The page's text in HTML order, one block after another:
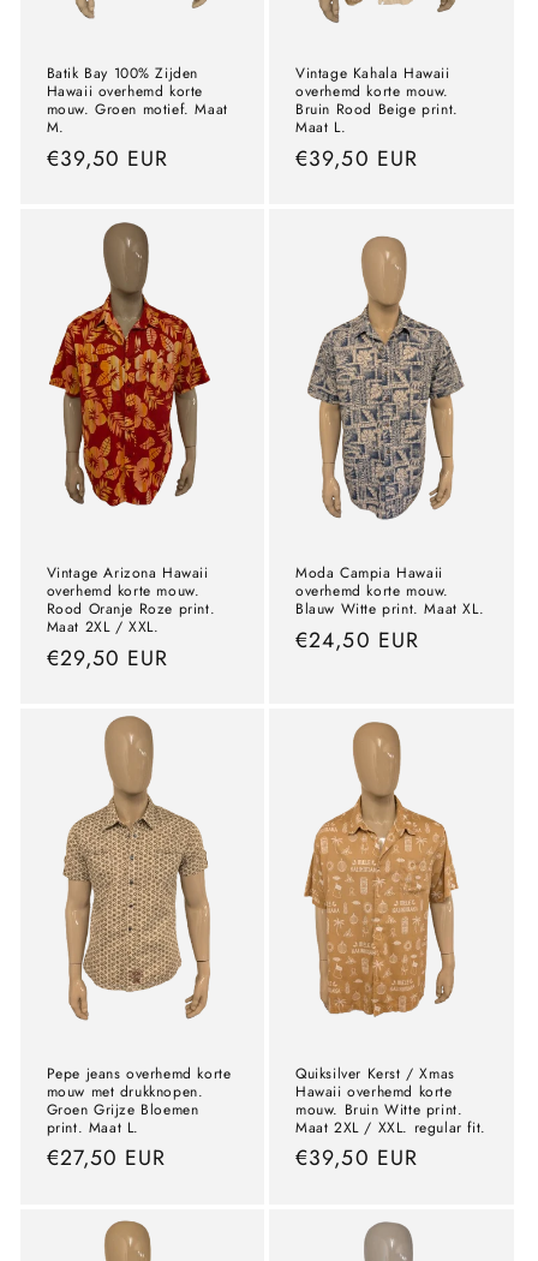
Batik Bay 100% Zijden
Hawaii overhemd korte
mouw. Groen motief. Maat
M.
precio
€39,50 EUR
Vintage Kahala Hawaii
overhemd korte mouw.
Bruin Rood Beige print.
Maat L.
precio
€39,50 EUR
Vintage Arizona Hawaii
overhemd korte mouw.
Rood Oranje Roze print.
Maat 2XL / XXL.
precio
€29,50 EUR
Moda Campia Hawaii
overhemd korte mouw.
Blauw Witte print. Maat XL.
precio
€24,50 EUR
Pepe jeans overhemd korte
mouw met drukknopen.
Groen Grijze Bloemen
print. Maat L.
precio
€27,50 EUR
Quiksilver Kerst / Xmas
Hawaii overhemd korte
mouw. Bruin Witte print.
Maat 2XL / XXL. regular fit.
precio
€39,50 EUR